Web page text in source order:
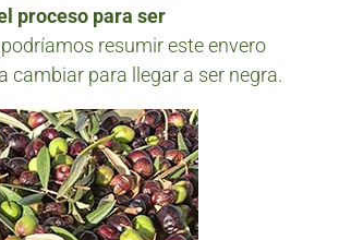
proceso para ser
resumir este envero
cambiar para llegar a ser negra.